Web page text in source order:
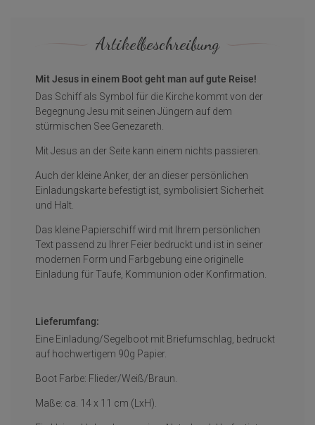
Artikelbeschreibung
Mit Jesus in einem Boot geht man auf gute Reise!
Das Schiff als Symbol für die Kirche kommt von der
Begegnung Jesu mit seinen Jüngern auf dem
stürmischen See Genezareth.
Mit Jesus an der Seite kann einem nichts passieren.
Auch der kleine Anker, der an dieser persönlichen
Einladungskarte befestigt ist, symbolisiert Sicherheit
und Halt.
Das kleine Papierschiff wird mit Ihrem persönlichen
Text passend zu Ihrer Feier bedruckt und ist in seiner
modernen Form und Farbgebung eine originelle
Einladung für Taufe, Kommunion oder Konfirmation.
Lieferumfang:
Eine Einladung/Segelboot mit Briefumschlag, bedruckt
auf hochwertigem 90g Papier.
Boot Farbe: Flieder/Weiß/Braun.
Maße: ca. 14 x 11 cm (LxH).